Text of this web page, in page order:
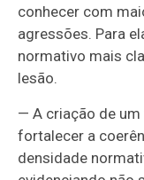
conhecer com
agressões. Para
normativo mais
lesão.
— A criação de
fortalecer a
densidade